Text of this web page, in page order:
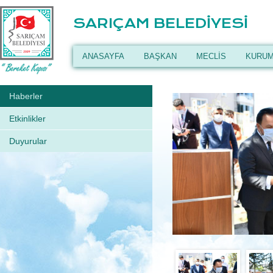
SARIÇAM BELEDİYESİ
ANASAYFA BAŞKAN MECLİS
Haberler
Etkinlikler
Duyurular